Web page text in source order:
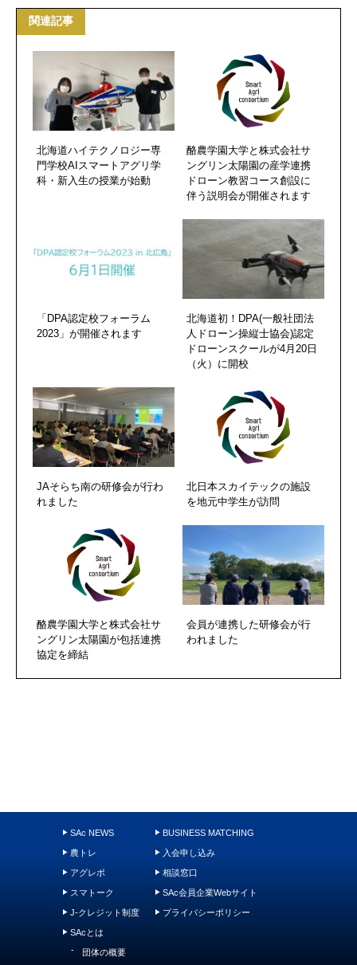
関連記事
北海道ハイテクノロジー専
門学校AIスマートアグリ学
科・新入生の授業が始動
酪農学園大学と株式会社サ
ングリン太陽園の産学連携
ドローン教習コース創設に
伴う説明会が開催されます
「DPA認定校フォーラム
2023」が開催されます
北海道初！DPA(一般社団法
人ドローン操縦士協会)認定
ドローンスクールが4月20日
（火）に開校
JAそらち南の研修会が行わ
れました
北日本スカイテックの施設
を地元中学生が訪問
酪農学園大学と株式会社サ
ングリン太陽園が包括連携
協定を締結
会員が連携した研修会が行
われました
SAc NEWS
農トレ
アグレポ
スマトーク
J-クレジット制度
SAcとは
団体の概要
BUSINESS MATCHING
入会申し込み
相談窓口
SAc会員企業Webサイト
プライバシーポリシー